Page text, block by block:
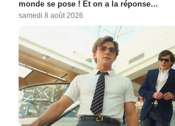
monde se pose ! Et on a la réponse…
samedi 8 août 2026